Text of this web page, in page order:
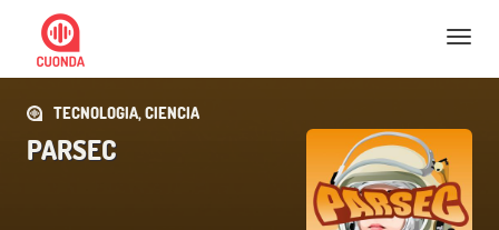
Nav
TECNOLOGIA, CIENCIA
PARSEC